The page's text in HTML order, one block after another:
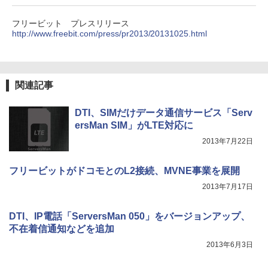
フリービット プレスリリース
http://www.freebit.com/press/pr2013/20131025.html
関連記事
DTI、SIMだけデータ通信サービス「Serv
ersMan SIM」がLTE対応に
2013年7月22日
フリービットがドコモとのL2接続、MVNE事業を展開
2013年7月17日
DTI、IP電話「ServersMan 050」をバージョンアップ、
不在着信通知などを追加
2013年6月3日